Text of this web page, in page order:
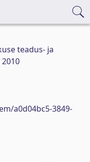
teadus- ja
a0d04bc5-3849-